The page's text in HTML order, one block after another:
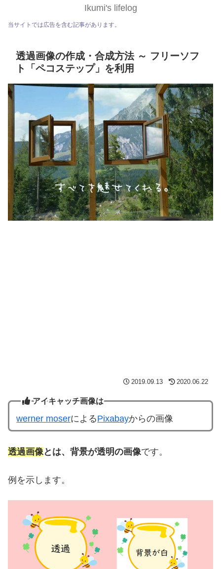
Ikumi's lifelog
当サイトでは広告を含む記事があります。
透過画像の作成・合成方法 ～ フリーソフ
ト「ペコステップ」を利用
2019.09.13 2020.06.22
アイキャッチ画像は
werner moserによるPixabayからの画像
透過画像とは、背景が透明の画像です。
例を示します。